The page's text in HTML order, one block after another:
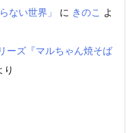
ない世界」
に きのこ よ
ーズ『マルちゃん焼そば
り